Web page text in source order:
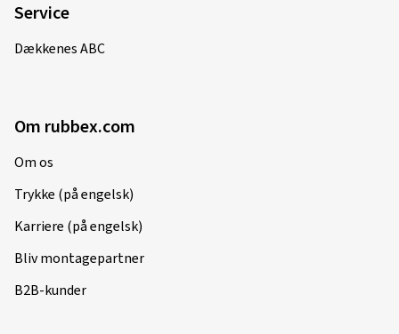
Service
Dækkenes ABC
Om rubbex.com
Om os
Trykke (på engelsk)
Karriere (på engelsk)
Bliv montagepartner
B2B-kunder